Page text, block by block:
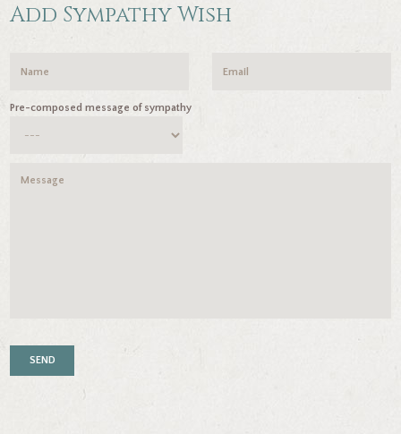
Add Sympathy Wish
Pre-composed message of sympathy